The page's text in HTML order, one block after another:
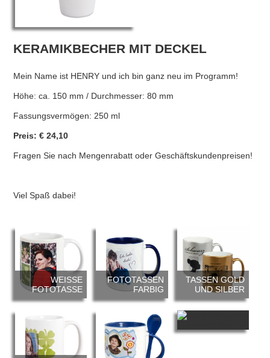
KERAMIKBECHER MIT DECKEL
Mein Name ist HENRY und ich bin ganz neu im Programm!
Höhe: ca. 150 mm / Durchmesser: 80 mm
Fassungsvermögen: 250 ml
Preis: € 24,10
Fragen Sie nach Mengenrabatt oder Geschäftskundenpreisen!
Viel Spaß dabei!
WEISSE F
OTOTASSE
FOTOTASSEN
FARBIG
TASSEN GOLD
UND SILBER